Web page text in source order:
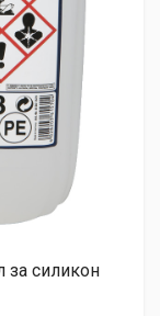
за силикон